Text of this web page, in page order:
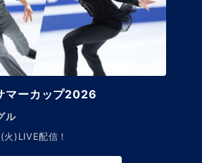
マーカップ2026
ル
)LIVE配信！